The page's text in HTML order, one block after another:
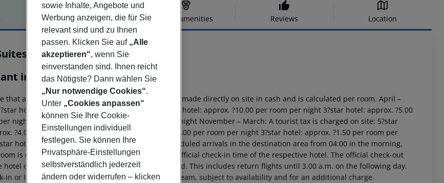
Offer description Hotel amenities Reviews Location
description
Beach Hotel
4.5
info
that a climate tax is charged in Greece. Payment is made directly on site in cash and is calculated per room. April –
hotel: approx. ?15.00 per room per night 4?star hotel: approx. ?10.00 per room per night 3?star hotel: approx. ?5.00
night
1–2?star hotel: approx. ?2.00 per room per night November – March: A tourist tax is charged on site: 5?star
?4.00 per room per night4?star hotel: approx. ?3.00 per room per night 3?star hotel: approx. ?1.50 per room per
hotel: approx. ?0.50 per room per night
For scheduled arrivals in the destination area from 04:00 in the morning,
is only available on the day of arrival from the official check-in time of the respective hotel. The official check-out
hotel on the day of departure must also be observed. This includes return flights until 3.00 a.m. on the following day.
in or late check-out can be booked via our service team, subject to availability and for an additional charge.
sowie Inhalte, Angebote und
Werbung anzeigen, die für Sie
relevant sind und zu Ihnen
passen. Klicken Sie auf „Alle
akzeptieren“, wenn Sie
einverstanden sind. Ihnen reicht
das Nötigste? Dann wählen Sie
„Nur notwendige Cookies“.
Unter „Cookies anpassen“
können Sie Ihre Cookie-
Einstellungen individuell
festlegen. Sie können Ihre
Privatsphäre-Einstellungen
selbstverständlich jederzeit
ändern oder widerrufen – klicken